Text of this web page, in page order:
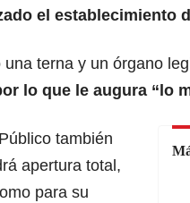
el establecimiento
terna y un órgano
lo que le augura “lo
también
apertura total,
para su